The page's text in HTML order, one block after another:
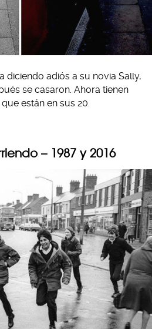
diciendo adiós a su novia Sally,
se casaron. Ahora tienen
están en sus 20.
– 1987 y 2016